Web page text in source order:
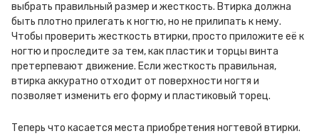
выбрать правильный размер и жесткость. Втирка должна
быть плотно прилегать к ногтю, но не прилипать к нему.
Чтобы проверить жесткость втирки, просто приложите её к
ногтю и проследите за тем, как пластик и торцы винта
претерпевают движение. Если жесткость правильная,
втирка аккуратно отходит от поверхности ногтя и
позволяет изменить его форму и пластиковый торец.
Теперь что касается места приобретения ногтевой втирки.